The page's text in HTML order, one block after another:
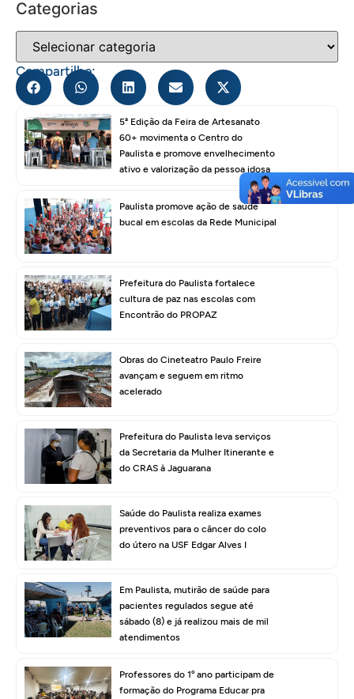
Categorias
Compartilhe:
5ª Edição da Feira de Artesanato
60+ movimenta o Centro do
Paulista e promove envelhecimento
ativo e valorização da pessoa idosa
Paulista promove ação de saúde
bucal em escolas da Rede Municipal
Prefeitura do Paulista fortalece
cultura de paz nas escolas com
Encontrão do PROPAZ
Obras do Cineteatro Paulo Freire
avançam e seguem em ritmo
acelerado
Prefeitura do Paulista leva serviços
da Secretaria da Mulher Itinerante e
do CRAS à Jaguarana
Saúde do Paulista realiza exames
preventivos para o câncer do colo
do útero na USF Edgar Alves I
Em Paulista, mutirão de saúde para
pacientes regulados segue até
sábado (8) e já realizou mais de mil
atendimentos
Professores do 1º ano participam de
formação do Programa Educar pra